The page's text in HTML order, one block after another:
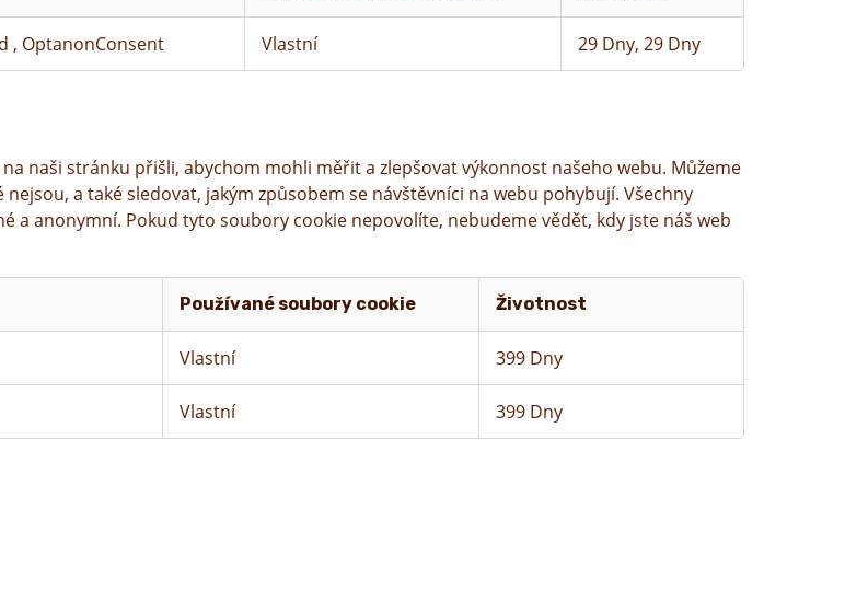
, OptanonConsent Vlastní 29 Dny, 29 Dny
naši stránku přišli, abychom mohli měřit a zlepšovat výkonnost našeho webu. Můžeme
a také sledovat, jakým způsobem se návštěvníci na webu pohybují. Všechny
anonymní. Pokud tyto soubory cookie nepovolíte, nebudeme vědět, kdy jste náš web
Používané soubory cookie Životnost
Vlastní 399 Dny
Vlastní 399 Dny